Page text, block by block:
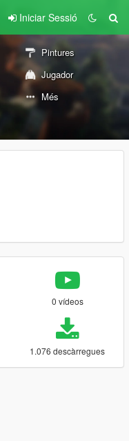
Iniciar Sessió
Pintures
Jugador
Més
0 vídeos
1.076 descàrregues